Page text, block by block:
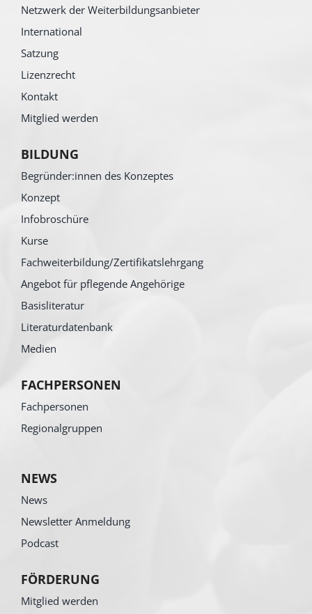
Netzwerk der Weiterbildungsanbieter
International
Satzung
Lizenzrecht
Kontakt
Mitglied werden
BILDUNG
Begründer:innen des Konzeptes
Konzept
Infobroschüre
Kurse
Fachweiterbildung/Zertifikatslehrgang
Angebot für pflegende Angehörige
Basisliteratur
Literaturdatenbank
Medien
FACHPERSONEN
Fachpersonen
Regionalgruppen
NEWS
News
Newsletter Anmeldung
Podcast
FÖRDERUNG
Mitglied werden